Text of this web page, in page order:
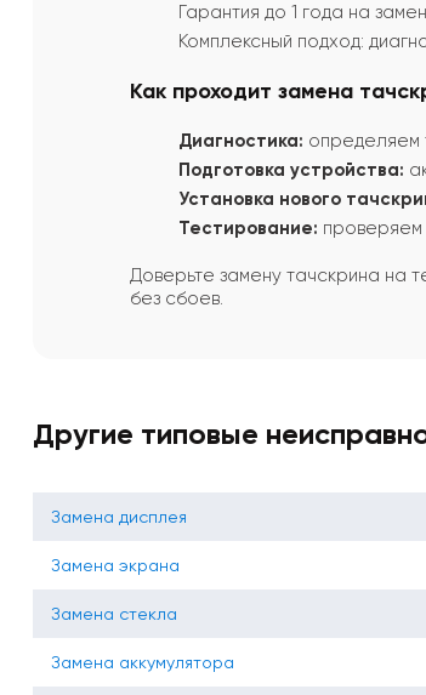
Гарантия до 1 года на
Комплексный подход:
Как проходит замена
Диагностика: определяем
Подготовка устройства:
Установка нового
Тестирование: проверяем
Доверьте замену тачскрина на
без сбоев.
Другие типовые
Замена дисплея
Замена экрана
Замена стекла
Замена аккумулятора